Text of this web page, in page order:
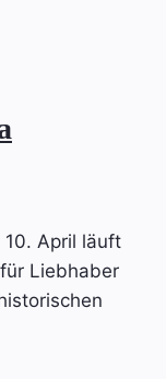
10. April läuft
Liebhaber